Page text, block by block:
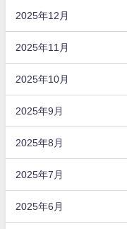
2025年12月
2025年11月
2025年10月
2025年9月
2025年8月
2025年7月
2025年6月